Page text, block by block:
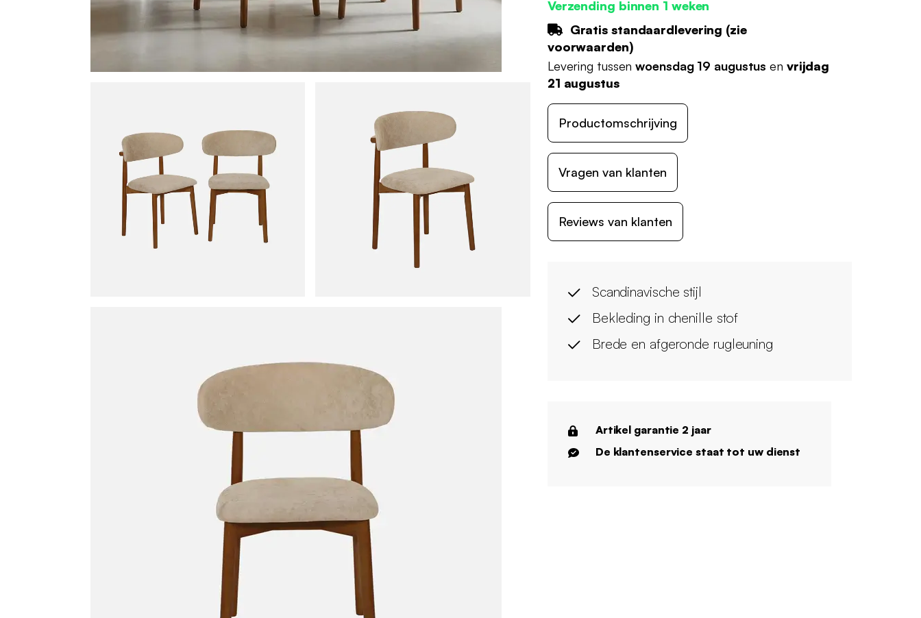
Verzending binnen 1 weken
Gratis standaardlevering (zie
voorwaarden)
Levering tussenwoensdag 19 augustus en vrijdag
21 augustus
Productomschrijving
Vragen van klanten
Reviews van klanten
Scandinavische stijl
Bekleding in chenille stof
Brede en afgeronde rugleuning
Artikel garantie 2 jaar
De klantenservice staat tot uw dienst